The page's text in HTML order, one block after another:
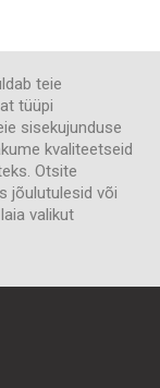
teie
tüüpi
sisekujunduse
kvaliteetseid
Otsite
jõulutulesid või
valikut